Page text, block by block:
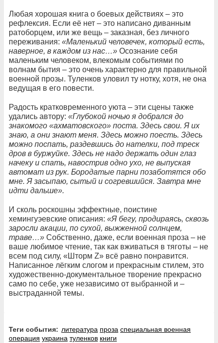
Любая хорошая книга о боевых действиях – это
рефлексия. Если её нет – это написано диванным
ратоборцем, или же вещь – заказная, без личного
переживания: «Маленький человечек, который есть,
наверное, в каждом из нас…» Осознание себя
маленьким человеком, влекомым событиями по
волнам бытия – это очень характерно для правильной
военной прозы. Туленков уловил ту нотку, хотя, не она
ведущая в его повести.
Радость кратковременного уюта – эти сцены также
удались автору: «Глубокой ночью я добрался до
знакомого «ахматовского» поста. Здесь свои. Я их
знаю, а они знают меня. Здесь можно поесть. Здесь
можно поспать, раздевшись до нателки, под треск
дров в буржуйке. Здесь не надо держать один глаз
начеку и спать, навострив одно ухо, не выпуская
автомат из рук. Бородатые парни позаботятся обо
мне. Я засыпаю, сытый и согревшийся. Завтра мне
идти дальше».
И сколь роскошны эффектные, поистине
хемингуэевские описания: «Я бегу, продираясь, сквозь
заросли акации, по сухой, выжженной солнцем,
траве…» Собственно, даже, если военная проза – не
ваше любимое чтение, так как вживаться в тяготы – не
всем под силу, «Шторм Z» всё равно понравится.
Написанное лёгким слогом и прекрасным стилем, это
художественно-документальное творение прекрасно
само по себе, уже независимо от выбранной и –
выстраданной темы.
Теги события: литература проза специальная военная
операция украина туленков книги